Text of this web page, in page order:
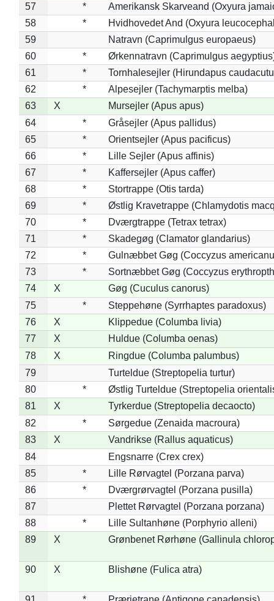
57
*
Amerikansk Skarveand (Oxyura
58
*
Hvidhovedet And (Oxyura
59
Natravn (Caprimulgus europaeus)
60
*
Ørkennatravn (Caprimulgus
61
*
Tornhalesejler (Hirundapus
62
*
Alpesejler (Tachymarptis melba)
63
X
Mursejler (Apus apus)
64
*
Gråsejler (Apus pallidus)
65
*
Orientsejler (Apus pacificus)
66
*
Lille Sejler (Apus affinis)
67
*
Kaffersejler (Apus caffer)
68
*
Stortrappe (Otis tarda)
69
*
Østlig Kravetrappe (Chlamydotis
70
*
Dværgtrappe (Tetrax tetrax)
71
*
Skadegøg (Clamator glandarius)
72
*
Gulnæbbet Gøg (Coccyzus
73
*
Sortnæbbet Gøg (Coccyzus
74
X
Gøg (Cuculus canorus)
75
*
Steppehøne (Syrrhaptes paradoxus)
76
X
Klippedue (Columba livia)
77
X
Huldue (Columba oenas)
78
X
Ringdue (Columba palumbus)
79
Turteldue (Streptopelia turtur)
80
*
Østlig Turteldue (Streptopelia
81
X
Tyrkerdue (Streptopelia decaocto)
82
*
Sørgedue (Zenaida macroura)
83
X
Vandrikse (Rallus aquaticus)
84
Engsnarre (Crex crex)
85
*
Lille Rørvagtel (Porzana parva)
86
*
Dværgrørvagtel (Porzana pusilla)
87
Plettet Rørvagtel (Porzana porzana)
88
*
Lille Sultanhøne (Porphyrio alleni)
89
X Grønbenet Rørhøne (Gallinula
90 X Blishøne (Fulica atra)